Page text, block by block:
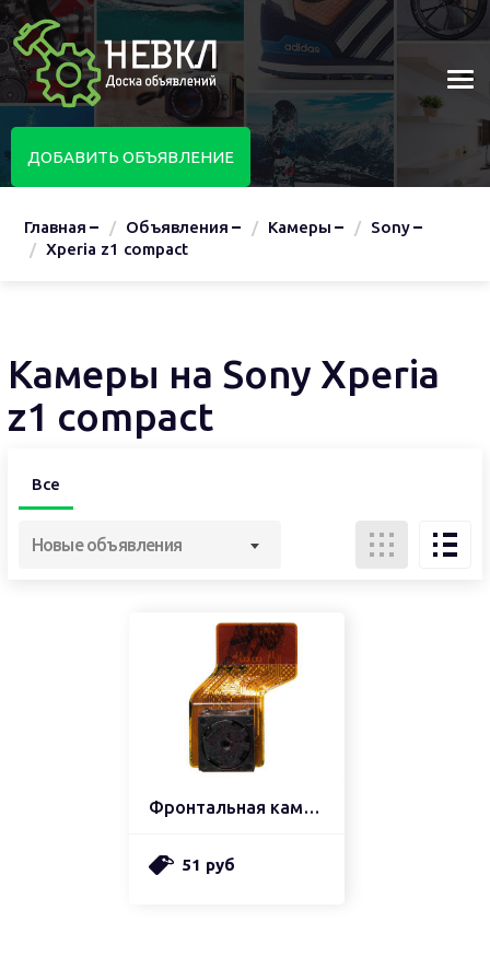
ДОБАВИТЬ ОБЪЯВЛЕНИЕ
Главная Объявления Камеры
Sony
Xperia z1 compact
Камеры на Sony Xperia
z1 compact
Все
Новые объявления
Фронтальная камера
51 руб